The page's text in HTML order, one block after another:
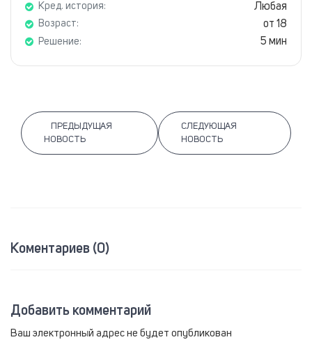
Кред. история: Любая
Возраст: от 18
Решение: 5 мин
ПРЕДЫДУЩАЯ
НОВОСТЬ
СЛЕДУЮЩАЯ
НОВОСТЬ
Коментариев (0)
Добавить комментарий
Ваш электронный адрес не будет опубликован